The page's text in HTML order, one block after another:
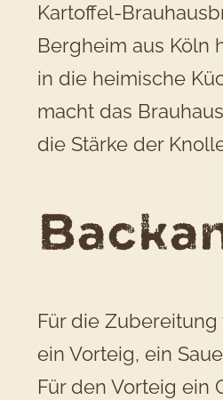
Kartoffel-
Bergheim aus Köln
in die heimische
macht das
die Stärke der
Für die
ein Vorteig, ein
Für den Vorteig ein